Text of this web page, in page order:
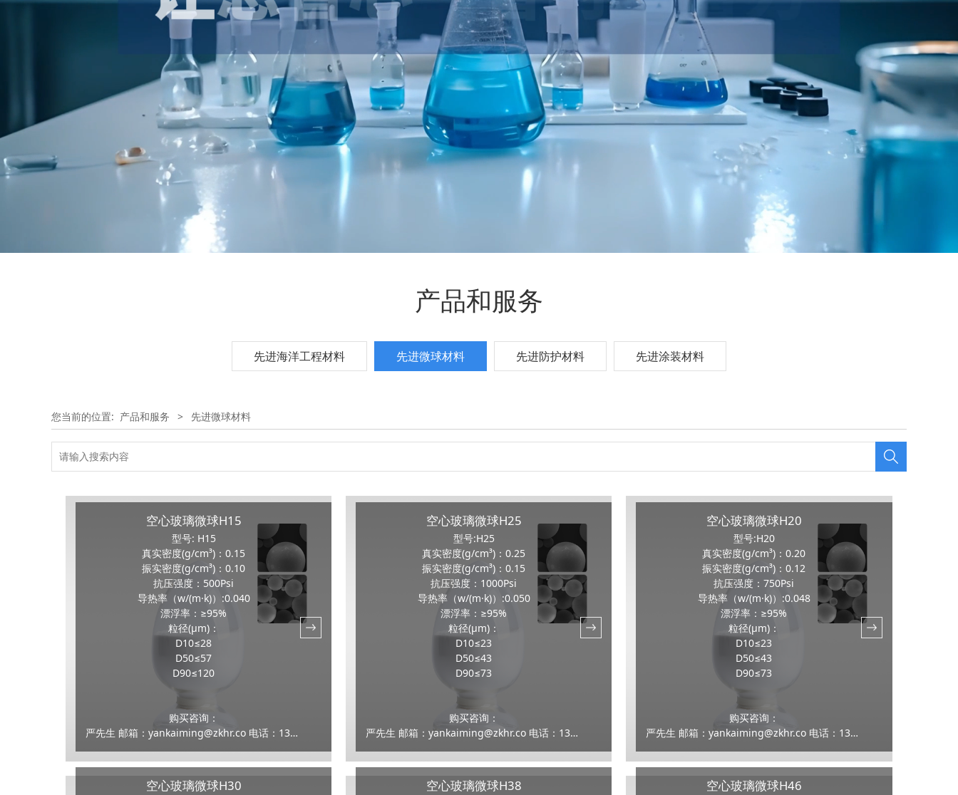
产品和服务
先进海洋工程材料 先进微球材料 先进防护材料 先进涂装材料
您当前的位置: 产品和服务 > 先进微球材料
空心玻璃微球H15
型号: H15
真实密度(g/cm³)：0.15
振实密度(g/cm³)：0.10
抗压强度：500Psi
导热率（w/(m·k)）:0.040
漂浮率：≥95%
粒径(μm)：
D10≤28
D50≤57
D90≤120
购买咨询：
严先生 邮箱：yankaiming@zkhr.co 电话：13159100070
空心玻璃微球H25
型号:H25
真实密度(g/cm³)：0.25
振实密度(g/cm³)：0.15
抗压强度：1000Psi
导热率（w/(m·k)）:0.050
漂浮率：≥95%
粒径(μm)：
D10≤23
D50≤43
D90≤73
购买咨询：
严先生 邮箱：yankaiming@zkhr.co 电话：13159100070
空心玻璃微球H20
型号:H20
真实密度(g/cm³)：0.20
振实密度(g/cm³)：0.12
抗压强度：750Psi
导热率（w/(m·k)）:0.048
漂浮率：≥95%
粒径(μm)：
D10≤23
D50≤43
D90≤73
购买咨询：
严先生 邮箱：yankaiming@zkhr.co 电话：13159100070
空心玻璃微球H30 空心玻璃微球H38 空心玻璃微球H46